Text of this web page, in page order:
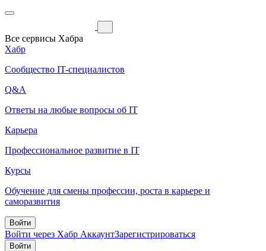
Все сервисы Хабра
Хабр
Сообщество IT-специалистов
Q&A
Ответы на любые вопросы об IT
Карьера
Профессиональное развитие в IT
Курсы
Обучение для смены профессии, роста в карьере и
саморазвития
Войти
Войти через Хабр АккаунтЗарегистрироваться
Войти